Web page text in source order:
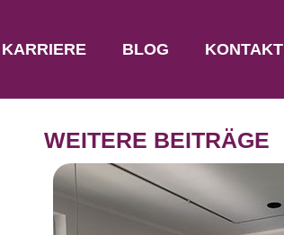
KARRIERE BLOG KONTAKT
WEITERE BEITRÄGE